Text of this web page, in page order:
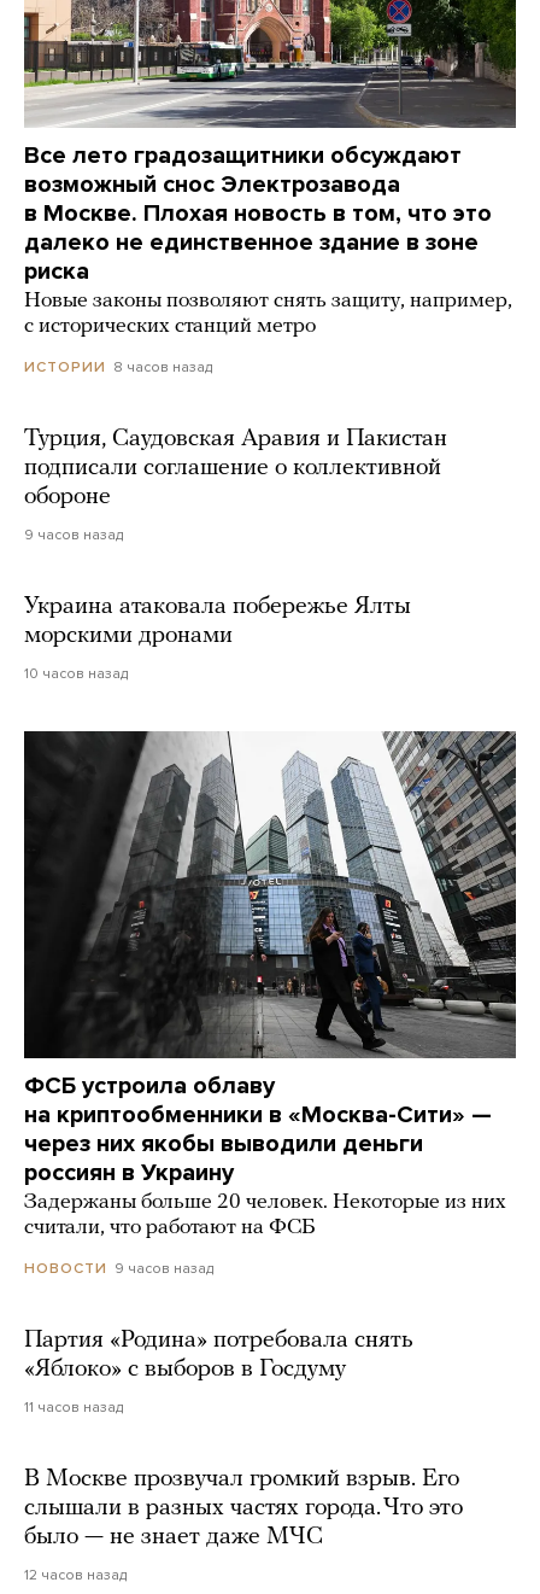
Все лето градозащитники обсуждают
возможный снос Электрозавода
в Москве. Плохая новость в том, что это
далеко не единственное здание в зоне
риска
Новые законы позволяют снять защиту, например,
с исторических станций метро
ИСТОРИИ 8 часов назад
Турция, Саудовская Аравия и Пакистан
подписали соглашение о коллективной
обороне
9 часов назад
Украина атаковала побережье Ялты
морскими дронами
10 часов назад
ФСБ устроила облаву
на криптообменники в «Москва-Сити» —
через них якобы выводили деньги
россиян в Украину
Задержаны больше 20 человек. Некоторые из них
считали, что работают на ФСБ
НОВОСТИ 9 часов назад
Партия «Родина» потребовала снять
«Яблоко» с выборов в Госдуму
11 часов назад
В Москве прозвучал громкий взрыв. Его
слышали в разных частях города. Что это
было — не знает даже МЧС
12 часов назад